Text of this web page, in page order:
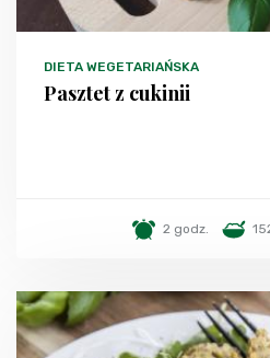
DIETA WEGETARIAŃSKA
Pasztet z cukinii
2 godz.